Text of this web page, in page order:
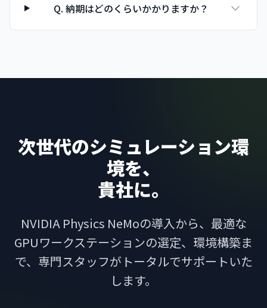
Q. 納期はどのくらいかかりますか？
次世代のシミュレーション環
境を、
貴社に。
NVIDIA Physics NeMoの導入から、最適な
GPUワークステーションの選定、 環境構築ま
で、専門スタッフがトータルでサポートいた
します。